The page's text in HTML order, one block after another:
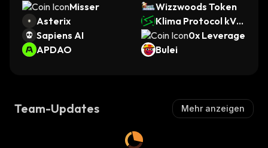
Misser
Wizzwoods Token
Asterix
Klima Protocol kVC
M
Sapiens AI
0x Leverage
APDAO
Bulei
Team-Updates Mehr anzeigen